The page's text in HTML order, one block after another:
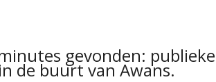
gevonden: publieke
de buurt van Awans.